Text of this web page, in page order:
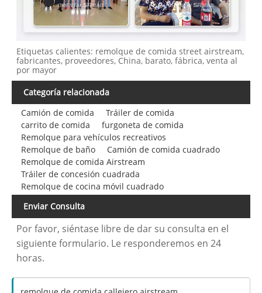
Etiquetas calientes: remolque de comida street airstream,
fabricantes, proveedores, China, barato, fábrica, venta al
por mayor
Categoría relacionada
Camión de comida
Tráiler de comida
carrito de comida
furgoneta de comida
Remolque para vehículos recreativos
Remolque de baño
Camión de comida cuadrado
Remolque de comida Airstream
Tráiler de concesión cuadrada
Remolque de cocina móvil cuadrado
Enviar Consulta
Por favor, siéntase libre de dar su consulta en el
siguiente formulario. Le responderemos en 24
horas.